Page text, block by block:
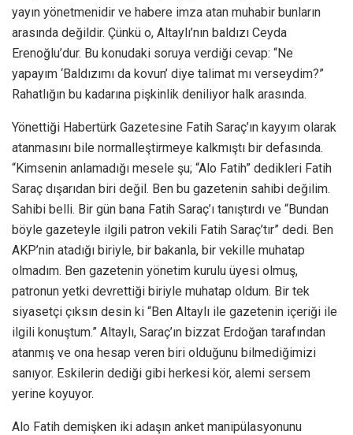
yayın yönetmenidir ve habere imza atan muhabir bunların
arasında değildir. Çünkü o, Altaylı’nın baldızı Ceyda
Erenoğlu’dur. Bu konudaki soruya verdiği cevap: “Ne
yapayım ‘Baldızımı da kovun’ diye talimat mı verseydim?”
Rahatlığın bu kadarına pişkinlik deniliyor halk arasında.
Yönettiği Habertürk Gazetesine Fatih Saraç’ın kayyım olarak
atanmasını bile normalleştirmeye kalkmıştı bir defasında.
“Kimsenin anlamadığı mesele şu; “Alo Fatih” dedikleri Fatih
Saraç dışarıdan biri değil. Ben bu gazetenin sahibi değilim.
Sahibi belli. Bir gün bana Fatih Saraç’ı tanıştırdı ve “Bundan
böyle gazeteyle ilgili patron vekili Fatih Saraç’tır” dedi. Ben
AKP’nin atadığı biriyle, bir bakanla, bir vekille muhatap
olmadım. Ben gazetenin yönetim kurulu üyesi olmuş,
patronun yetki devrettiği biriyle muhatap oldum. Bir tek
siyasetçi çıksın desin ki “Ben Altaylı ile gazetenin içeriği ile
ilgili konuştum.” Altaylı, Saraç’ın bizzat Erdoğan tarafından
atanmış ve ona hesap veren biri olduğunu bilmediğimizi
sanıyor. Eskilerin dediği gibi herkesi kör, alemi sersem
yerine koyuyor.
Alo Fatih demişken iki adaşın anket manipülasyonunu